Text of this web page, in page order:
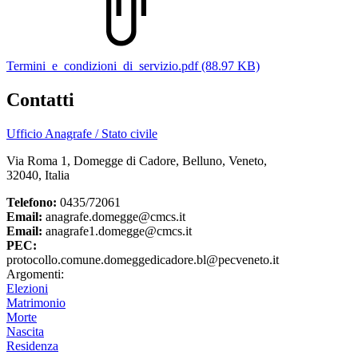
Termini_e_condizioni_di_servizio.pdf (88.97 KB)
Contatti
Ufficio Anagrafe / Stato civile
Via Roma 1, Domegge di Cadore, Belluno, Veneto,
32040, Italia
Telefono: 0435/72061
Email: anagrafe.domegge@cmcs.it
Email: anagrafe1.domegge@cmcs.it
PEC:
protocollo.comune.domeggedicadore.bl@pecveneto.it
Argomenti:
Elezioni
Matrimonio
Morte
Nascita
Residenza